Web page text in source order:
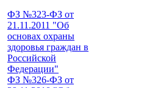
ФЗ №323-ФЗ от
21.11.2011 "Об
основах охраны
здоровья граждан в
Российской
Федерации"
ФЗ №326-ФЗ от